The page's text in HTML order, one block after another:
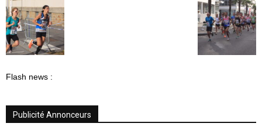
Flash news :
Publicité Annonceurs